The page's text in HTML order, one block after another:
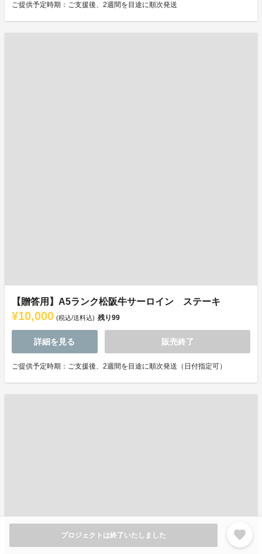
プロジェクトは終了いたしました favorite
ご提供予定時期：ご支援後、2週間を目途に順次発送
【贈答用】A5ランク松阪牛サーロイン ステーキ
¥10,000 (税込/送料込) 残り99
詳細を見る 販売終了
ご提供予定時期：ご支援後、2週間を目途に順次発送（日付指定可）